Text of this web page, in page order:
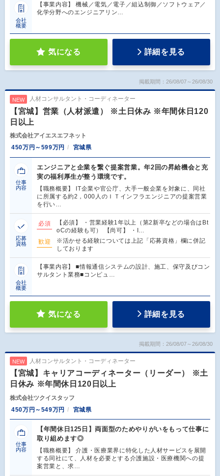
会社
概要
【事業内容】 機械／電気／電子／組込制御／ソフトウェア／
化学分野へのエンジニアリン…
気になる 詳細を見る
掲載期間：26/08/07～26/08/30
NEW 人材コンサルタント・コーディネーター
【宮城】営業（人材派遣） ※土日休み ※年間休日120
日以上
株式会社アイエスエフネット
450万円～599万円
宮城県
仕事
内容
エンジニアと企業を繋ぐ提案営業。年2回の昇給機会と充
実の福利厚生が整う環境です。
【職務概要】 IT企業や官公庁、大手一般企業を対象に、同社
に所属する約2，000人のＩＴインフラエンジニアの提案営業
を行い…
応募
資格
必須
【必須】 ・営業経験1年以上（第2新卒などの場合はBt
oCの経験も可） 【尚可】 ・I…
歓迎
※活かせる経験については上記「応募資格」欄に併記
しております
会社
概要
【事業内容】 ■情報通信システムの設計、施工、保守及びコン
サルタント業務■コンピュ…
気になる 詳細を見る
掲載期間：26/08/07～26/08/30
NEW 人材コンサルタント・コーディネーター
【宮城】キャリアコーディネーター（リーダー） ※土
日休み ※年間休日120日以上
株式会社ツクイスタッフ
450万円～549万円
宮城県
仕事
内容
【年間休日125日】両面型のためやりがいをもって仕事に
取り組めます◎
【職務概要】 介護・医療業界に特化した人材サービスを展開
する同社にて、人材を必要とする介護施設・医療機関への提
案営業と、求…